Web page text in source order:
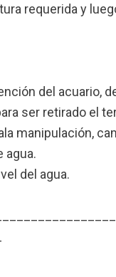
requerida y
del acuario,
ser retirado el
manipulación,
agua.
del agua.